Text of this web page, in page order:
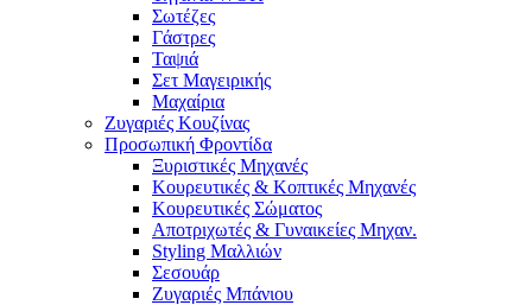
Σωτέζες
Γάστρες
Ταψιά
Σετ Μαγειρικής
Μαχαίρια
Ζυγαριές Κουζίνας
Προσωπική Φροντίδα
Ξυριστικές Μηχανές
Κουρευτικές & Κοπτικές Μηχανές
Κουρευτικές Σώματος
Αποτριχωτές & Γυναικείες Μηχαν.
Styling Μαλλιών
Σεσουάρ
Ζυγαριές Μπάνιου